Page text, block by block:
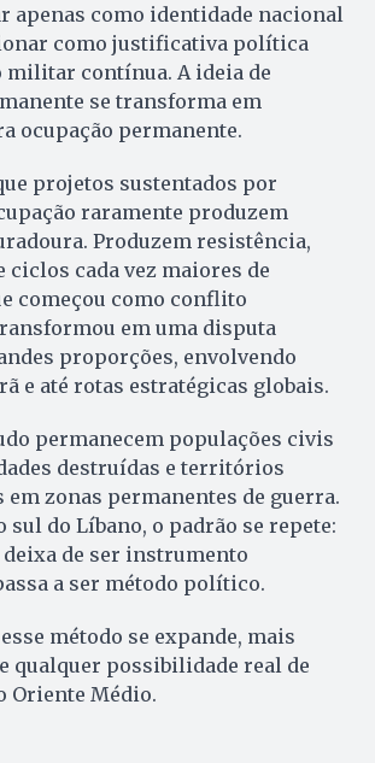
apenas como identidade nacional
como justificativa política
militar contínua. A ideia de
se transforma em
ocupação permanente.
projetos sustentados por
raramente produzem
Produzem resistência,
ciclos cada vez maiores de
começou como conflito
em uma disputa
proporções, envolvendo
e até rotas estratégicas globais.
permanecem populações civis
destruídas e territórios
zonas permanentes de guerra.
sul do Líbano, o padrão se repete:
de ser instrumento
a ser método político.
método se expande, mais
qualquer possibilidade real de
Oriente Médio.